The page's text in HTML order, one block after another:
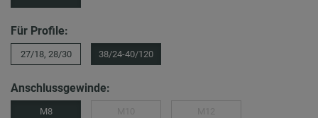
Für Profile:
27/18, 28/30 38/24-40/120
Anschlussgewinde:
M8